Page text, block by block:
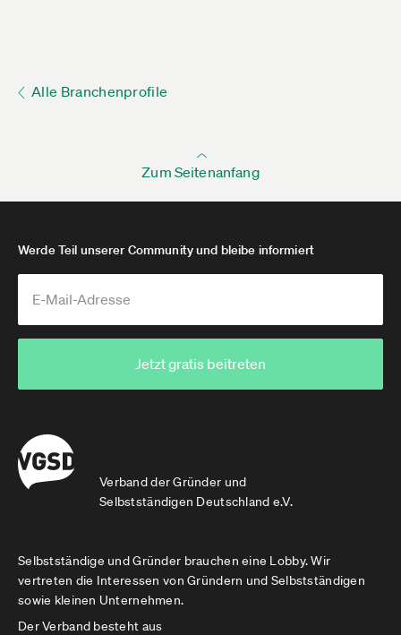
Alle Branchenprofile
Zum Seitenanfang
Verband der Gründer und
Selbstständigen Deutschland e.V.
Werde Teil unserer Community und bleibe informiert
Jetzt gratis beitreten
Selbstständige und Gründer brauchen eine Lobby. Wir
vertreten die Interessen von Gründern und Selbstständigen
sowie kleinen Unternehmen.
Der Verband besteht aus